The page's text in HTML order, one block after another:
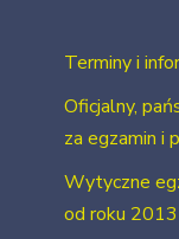
Terminy i
Oficjalny,
za egzamin i
Wytyczne
od roku 2013